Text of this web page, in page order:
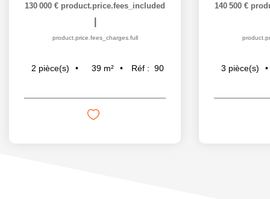
130 000 € product.price.fees_included
product.price.fees_charges.full
2 pièce(s) 39 m² Réf : 90
140 500 €
3 pièce(s)